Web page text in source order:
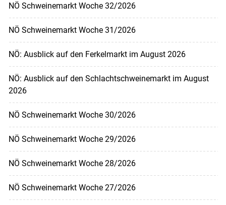
NÖ Schweinemarkt Woche 32/2026
NÖ Schweinemarkt Woche 31/2026
NÖ: Ausblick auf den Ferkelmarkt im August 2026
NÖ: Ausblick auf den Schlachtschweinemarkt im August
2026
NÖ Schweinemarkt Woche 30/2026
NÖ Schweinemarkt Woche 29/2026
NÖ Schweinemarkt Woche 28/2026
NÖ Schweinemarkt Woche 27/2026